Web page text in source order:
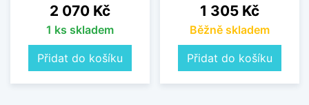
Cena
2 070 Kč
1 ks skladem
Přidat do košíku
Cena
1 305 Kč
Běžně skladem
Přidat do košíku